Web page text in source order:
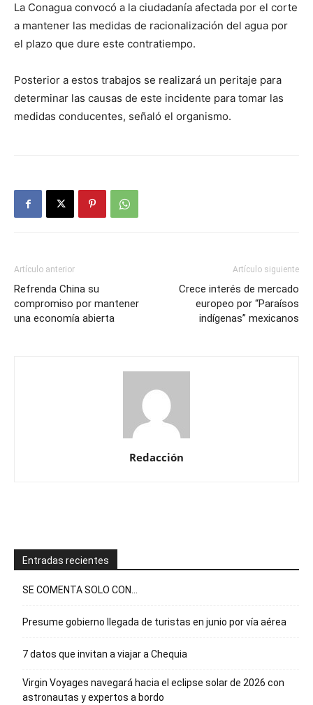
La Conagua convocó a la ciudadanía afectada por el corte
a mantener las medidas de racionalización del agua por
el plazo que dure este contratiempo.
Posterior a estos trabajos se realizará un peritaje para
determinar las causas de este incidente para tomar las
medidas conducentes, señaló el organismo.
Artículo anterior
Refrenda China su
compromiso por mantener
una economía abierta
Artículo siguiente
Crece interés de mercado
europeo por “Paraísos
indígenas” mexicanos
Redacción
Entradas recientes
SE COMENTA SOLO CON…
Presume gobierno llegada de turistas en junio por vía aérea
7 datos que invitan a viajar a Chequia
Virgin Voyages navegará hacia el eclipse solar de 2026 con
astronautas y expertos a bordo